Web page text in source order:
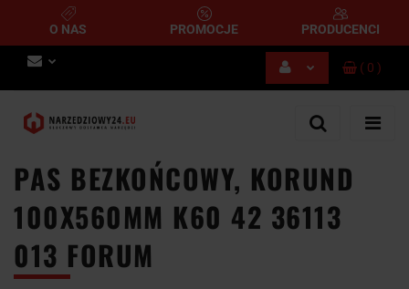
O NAS PROMOCJE PRODUCENCI
( 0 )
PAS BEZKOŃCOWY, KORUND
100X560MM K60 42 36113
013 FORUM